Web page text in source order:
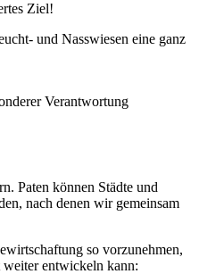
Ziel!
und Nasswiesen eine ganz
Verantwortung
Paten können Städte und
nach denen wir gemeinsam
so vorzunehmen,
weiter entwickeln kann: